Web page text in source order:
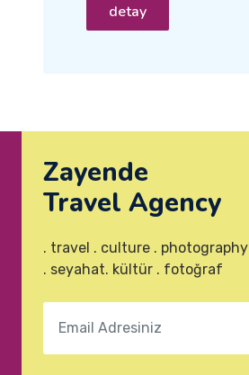
detay
Zayende
Travel Agency
. travel . culture . photography
. seyahat. kültür . fotoğraf